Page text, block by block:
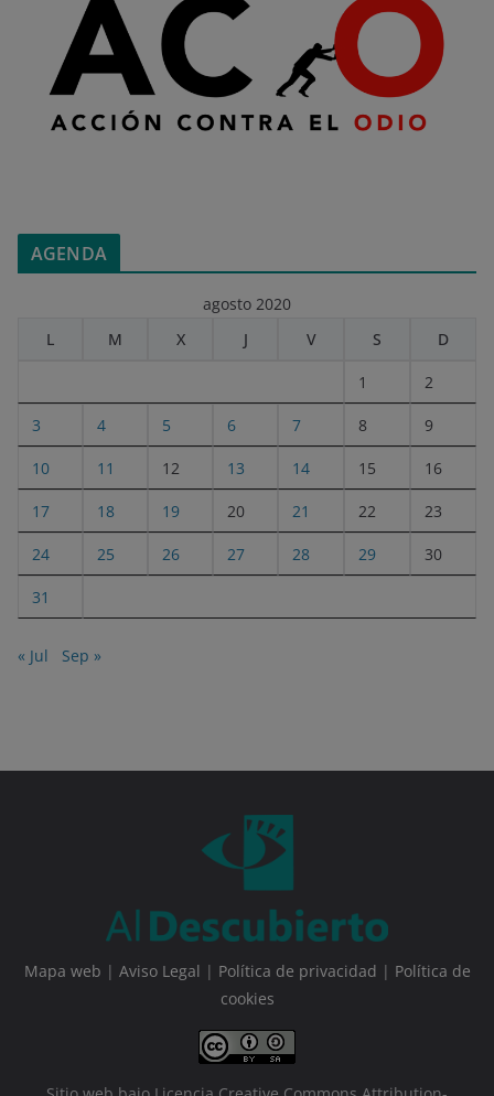
AGENDA
agosto 2020
L
M X J V S D
1 2
3 4 5 6 7 8 9
10 11 12 13 14 15 16
17 18 19 20 21 22 23
24 25 26 27 28 29 30
31
« Jul Sep »
Mapa web | Aviso Legal | Política de privacidad | Política de
cookies